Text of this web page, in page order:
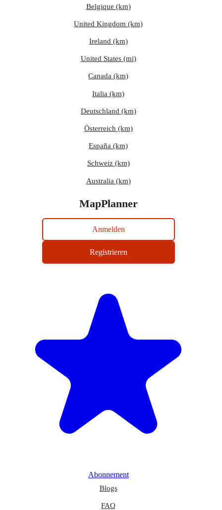
Belgique (km)
United Kingdom (km)
Ireland (km)
United States (mi)
Canada (km)
Italia (km)
Deutschland (km)
Österreich (km)
España (km)
Schweiz (km)
Australia (km)
MapPlanner
Anmelden
Registrieren
Abonnement
Blogs
FAQ